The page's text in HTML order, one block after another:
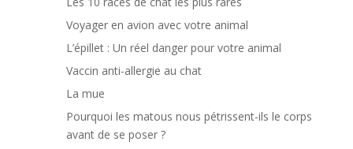
Voyager en avion avec votre animal
L’épillet : Un réel danger pour votre animal
Vaccin anti-allergie au chat
La mue
Pourquoi les matous nous pétrissent-ils le corps
avant de se poser ?